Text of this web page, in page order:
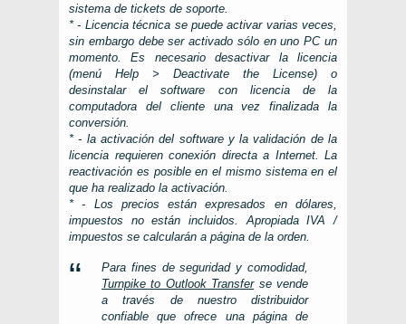
sistema de tickets de soporte.
* - Licencia técnica se puede activar varias veces,
sin embargo debe ser activado sólo en unoPCun
momento. Es necesario desactivar la licencia
(menú Help > Deactivate the License) o
desinstalar el software con licencia de la
computadora del cliente una vez finalizada la
conversión.
* - la activación del software y la validación de la
licencia requieren conexión directa a Internet. La
reactivación es posible en el mismo sistema en el
que ha realizado la activación.
* - Los precios están expresados ​​en dólares,
impuestos no están incluidos. Apropiada IVA /
impuestos se calcularán a página de la orden.
Para fines de seguridad y comodidad,
Turnpike to Outlook Transferse vende
a través de nuestro distribuidor
confiable que ofrece una página de